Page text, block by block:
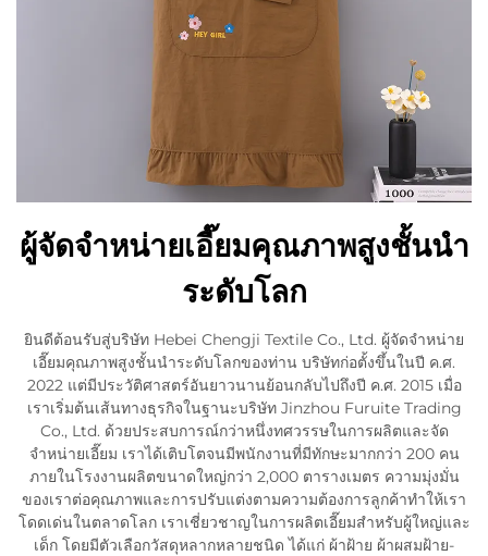
ผู้จัดจำหน่ายเอี๊ยมคุณภาพสูงชั้นนำ
ระดับโลก
ยินดีต้อนรับสู่บริษัท Hebei Chengji Textile Co., Ltd. ผู้จัดจำหน่าย
เอี๊ยมคุณภาพสูงชั้นนำระดับโลกของท่าน บริษัทก่อตั้งขึ้นในปี ค.ศ.
2022 แต่มีประวัติศาสตร์อันยาวนานย้อนกลับไปถึงปี ค.ศ. 2015 เมื่อ
เราเริ่มต้นเส้นทางธุรกิจในฐานะบริษัท Jinzhou Furuite Trading
Co., Ltd. ด้วยประสบการณ์กว่าหนึ่งทศวรรษในการผลิตและจัด
จำหน่ายเอี๊ยม เราได้เติบโตจนมีพนักงานที่มีทักษะมากกว่า 200 คน
ภายในโรงงานผลิตขนาดใหญ่กว่า 2,000 ตารางเมตร ความมุ่งมั่น
ของเราต่อคุณภาพและการปรับแต่งตามความต้องการลูกค้าทำให้เรา
โดดเด่นในตลาดโลก เราเชี่ยวชาญในการผลิตเอี๊ยมสำหรับผู้ใหญ่และ
เด็ก โดยมีตัวเลือกวัสดุหลากหลายชนิด ได้แก่ ผ้าฝ้าย ผ้าผสมฝ้าย-